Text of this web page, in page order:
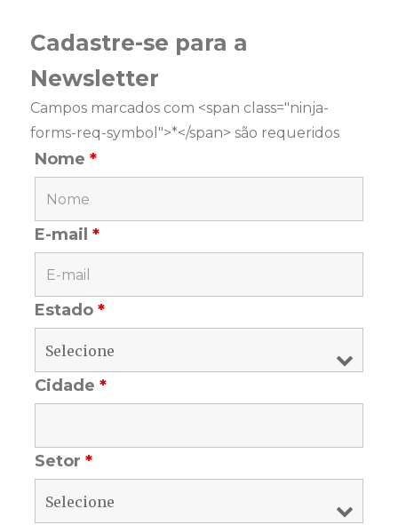
Cadastre-se para a
Newsletter
Campos marcados com <span class="ninja-
forms-req-symbol">*</span> são requeridos
Nome*
E-mail*
Estado*
Cidade*
Setor*